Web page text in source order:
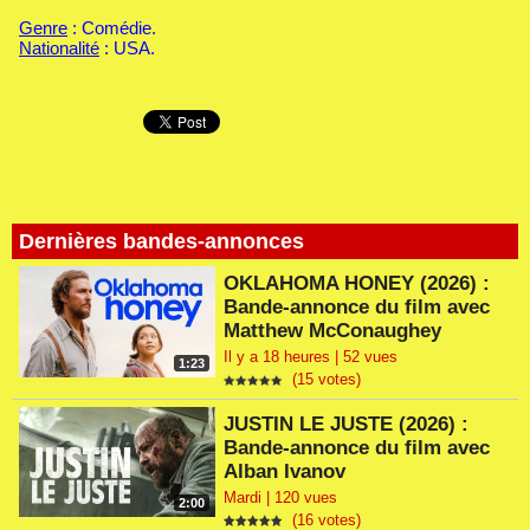
Dernières bandes-annonces
1:23
OKLAHOMA HONEY (2026) :
Bande-annonce du film avec
Matthew McConaughey
Il y a 18 heures | 52 vues
(15 votes)
2:00
JUSTIN LE JUSTE (2026) :
Bande-annonce du film avec
Alban Ivanov
Mardi | 120 vues
(16 votes)
Genre : Comédie.
Nationalité : USA.